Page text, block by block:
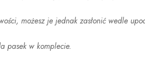
możesz je jednak zasłonić wedle
pasek w komplecie.